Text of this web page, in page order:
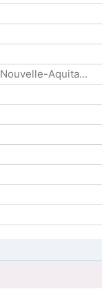
Nouvelle-Aquita...